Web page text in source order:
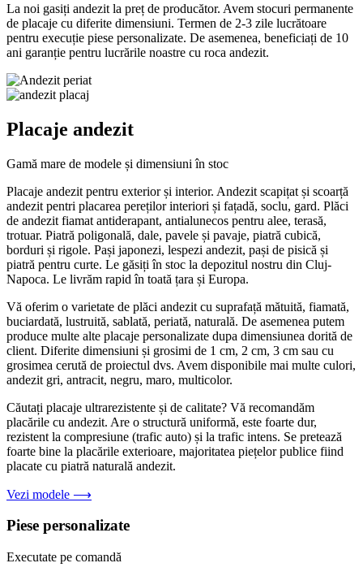
La noi gasiți andezit la preț de producător. Avem stocuri permanente
de placaje cu diferite dimensiuni. Termen de 2-3 zile lucrătoare
pentru execuție piese personalizate. De asemenea, beneficiați de 10
ani garanție pentru lucrările noastre cu roca andezit.
Placaje andezit
Gamă mare de modele și dimensiuni în stoc
Placaje andezit pentru exterior și interior. Andezit scapițat și scoarță
andezit pentri placarea pereților interiori și fațadă, soclu, gard. Plăci
de andezit fiamat antiderapant, antialunecos pentru alee, terasă,
trotuar. Piatră poligonală, dale, pavele și pavaje, piatră cubică,
borduri și rigole. Pași japonezi, lespezi andezit, pași de pisică și
piatră pentru curte. Le găsiți în stoc la depozitul nostru din Cluj-
Napoca. Le livrăm rapid în toată țara și Europa.
Vă oferim o varietate de plăci andezit cu suprafață mătuită, fiamată,
buciardată, lustruită, sablată, periată, naturală. De asemenea putem
produce multe alte placaje personalizate dupa dimensiunea dorită de
client. Diferite dimensiuni și grosimi de 1 cm, 2 cm, 3 cm sau cu
grosimea cerută de proiectul dvs. Avem disponibile mai multe culori,
andezit gri, antracit, negru, maro, multicolor.
Căutați placaje ultrarezistente și de calitate? Vă recomandăm
placările cu andezit. Are o structură uniformă, este foarte dur,
rezistent la compresiune (trafic auto) și la trafic intens. Se pretează
foarte bine la placările exterioare, majoritatea piețelor publice fiind
placate cu piatră naturală andezit.
Vezi modele ⟶
Piese personalizate
Executate pe comandă